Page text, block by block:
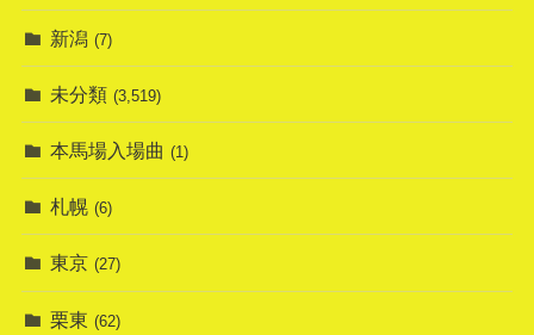
新潟 (7)
未分類 (3,519)
本馬場入場曲 (1)
札幌 (6)
東京 (27)
栗東 (62)